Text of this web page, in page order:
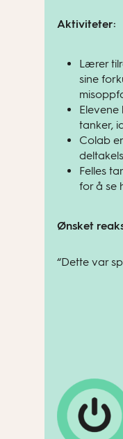
Aktiviteter:
Lærer
sine
tanker,
Colab
Felles
for å se
Ønsket
“Dette var